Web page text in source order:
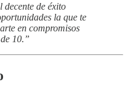
decente de éxito
la que te
en compromisos
10.”